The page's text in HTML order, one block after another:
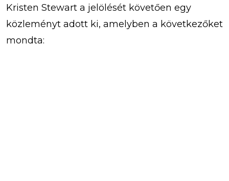
Kristen Stewart a jelölését követően egy
közleményt adott ki, amelyben a következőket
mondta: